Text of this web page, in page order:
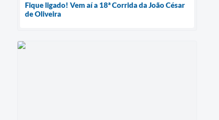
Fique ligado! Vem aí a 18ª Corrida da João César
de Oliveira